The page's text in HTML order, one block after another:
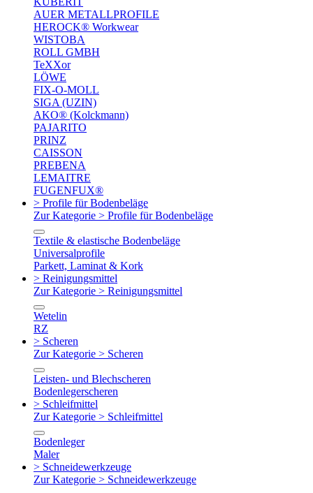
AUER METALLPROFILE
HEROCK® Workwear
WISTOBA
ROLL GMBH
TeXXor
LÖWE
FIX-O-MOLL
SIGA (UZIN)
AKO® (Kolckmann)
PAJARITO
PRINZ
CAISSON
PREBENA
LEMAITRE
FUGENFUX®
> Profile für Bodenbeläge
Zur Kategorie > Profile für Bodenbeläge
Textile & elastische Bodenbeläge
Universalprofile
Parkett, Laminat & Kork
> Reinigungsmittel
Zur Kategorie > Reinigungsmittel
Wetelin
RZ
> Scheren
Zur Kategorie > Scheren
Leisten- und Blechscheren
Bodenlegerscheren
> Schleifmittel
Zur Kategorie > Schleifmittel
Bodenleger
Maler
> Schneidewerkzeuge
Zur Kategorie > Schneidewerkzeuge